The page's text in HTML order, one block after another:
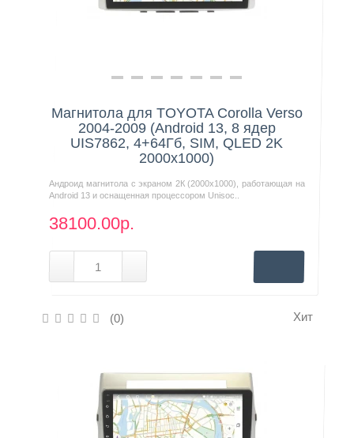
Нашли дешевле?
Магнитола для TOYOTA Corolla Verso
2004-2009 (Android 13, 8 ядер
UIS7862, 4+64Гб, SIM, QLED 2K
2000x1000)
Андроид магнитола с экраном 2К (2000х1000), работающая на
Android 13 и оснащенная процессором Unisoc..
38100.00р.
(0) Хит